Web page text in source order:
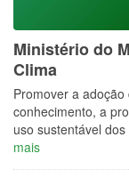
Ministério do
Clima
Promover a
conhecimento, a
uso sustentável
mais